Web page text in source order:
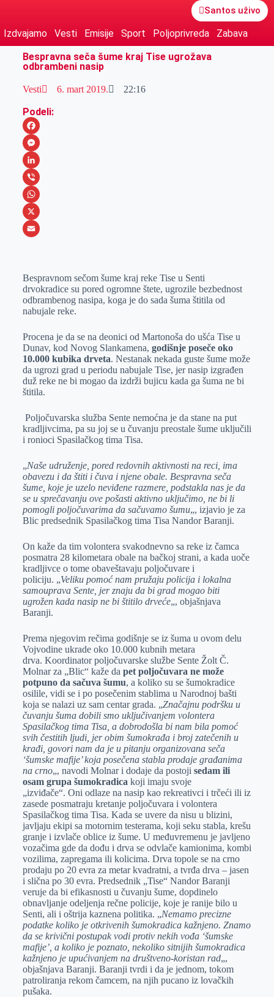
Santos uživo
Izdvajamo Vesti Emisije Sport Poljoprivreda
Zabava
Bespravna seča šume kraj Tise ugrožava
odbrambeni nasip
Vesti 6. mart 2019. 22:16
Podeli:
F
a
c
e
b
o
M
e
s
s
e
e
r
L
i
n
k
I
n
V
i
b
W
h
s
A
p
p
X
a
i
l
Bespravnom sečom šume kraj reke Tise u Senti
drvokradice su pored ogromne štete, ugrozile bezbednost
odbrambenog nasipa, koga je do sada šuma štitila od
nabujale reke.
Procena je da se na deonici od Martonoša do ušća Tise u
Dunav, kod Novog Slankamena, godišnje poseče oko
10.000 kubika drveta. Nestanak nekada guste šume može
da ugrozi grad u periodu nabujale Tise, jer nasip izgrađen
duž reke ne bi mogao da izdrži bujicu kada ga šuma ne bi
štitila.
Poljočuvarska služba Sente nemoćna je da stane na put
kradljivcima, pa su joj se u čuvanju preostale šume uključili
i ronioci Spasilačkog tima Tisa.
„Naše udruženje, pored redovnih aktivnosti na reci, ima
obavezu i da štiti i čuva i njene obale. Bespravna seča
šume, koje je uzelo neviđene razmere, podstakla nas je da
se u sprečavanju ove pošasti aktivno uključimo, ne bi li
pomogli poljočuvarima da sačuvamo šumu„, izjavio je za
Blic predsednik Spasilačkog tima Tisa Nandor Baranji.
On kaže da tim volontera svakodnevno sa reke iz čamca
posmatra 28 kilometara obale na bačkoj strani, a kada uoče
kradljivce o tome obaveštavaju poljočuvare i
policiju. „Veliku pomoć nam pružaju policija i lokalna
samouprava Sente, jer znaju da bi grad mogao biti
ugrožen kada nasip ne bi štitilo drveće„, objašnjava
Baranji.
Prema njegovim rečima godišnje se iz šuma u ovom delu
Vojvodine ukrade oko 10.000 kubnih metara
drva. Koordinator poljočuvarske službe Sente Žolt Č.
Molnar za „Blic“ kaže da pet poljočuvara ne može
potpuno da sačuva šumu, a koliko su se šumokradice
osilile, vidi se i po posečenim stablima u Narodnoj bašti
koja se nalazi uz sam centar grada. „Značajnu podršku u
čuvanju šuma dobili smo uključivanjem volontera
Spasilačkog tima Tisa, a dobrodošla bi nam bila pomoć
svih čestitih ljudi, jer obim šumokrađa i broj zatečenih u
krađi, govori nam da je u pitanju organizovana seča
‘šumske mafije’ koja posečena stabla prodaje građanima
na crno„, navodi Molnar i dodaje da postoji sedam ili
osam grupa šumokradica koji imaju svoje
„izviđače“. Oni odlaze na nasip kao rekreativci i trčeći ili iz
zasede posmatraju kretanje poljočuvara i volontera
Spasilačkog tima Tisa. Kada se uvere da nisu u blizini,
javljaju ekipi sa motornim testerama, koji seku stabla, krešu
granje i izvlače oblice iz šume. U međuvremenu je javljeno
vozačima gde da dođu i drva se odvlače kamionima, kombi
vozilima, zapregama ili kolicima. Drva topole se na crno
prodaju po 20 evra za metar kvadratni, a tvrđa drva – jasen
i slična po 30 evra. Predsednik „Tise“ Nandor Baranji
veruje da bi efikasnosti u čuvanju šume, dopdinelo
obnavljanje odeljenja rečne policije, koje je ranije bilo u
Senti, ali i oštrija kaznena politika. „Nemamo precizne
podatke koliko je otkrivenih šumokradica kažnjeno. Znamo
da se krivični postupak vodi protiv nekih vođa ‘šumske
mafije’, a koliko je poznato, nekoliko sitnijih šumokradica
kažnjeno je upućivanjem na društveno-koristan rad„,
objašnjava Baranji. Baranji tvrdi i da je jednom, tokom
patroliranja rekom čamcem, na njih pucano iz lovačkih
pušaka.